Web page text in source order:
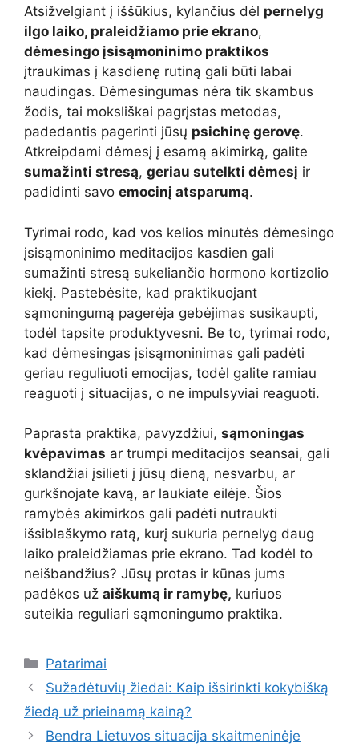
Atsižvelgiant į iššūkius, kylančius dėl pernelyg
ilgo laiko, praleidžiamo prie ekrano,
dėmesingo įsisąmoninimo praktikos
įtraukimas į kasdienę rutiną gali būti labai
naudingas. Dėmesingumas nėra tik skambus
žodis, tai moksliškai pagrįstas metodas,
padedantis pagerinti jūsų psichinę gerovę.
Atkreipdami dėmesį į esamą akimirką, galite
sumažinti stresą, geriau sutelkti dėmesį ir
padidinti savo emocinį atsparumą.
Tyrimai rodo, kad vos kelios minutės dėmesingo
įsisąmoninimo meditacijos kasdien gali
sumažinti stresą sukeliančio hormono kortizolio
kiekį. Pastebėsite, kad praktikuojant
sąmoningumą pagerėja gebėjimas susikaupti,
todėl tapsite produktyvesni. Be to, tyrimai rodo,
kad dėmesingas įsisąmoninimas gali padėti
geriau reguliuoti emocijas, todėl galite ramiau
reaguoti į situacijas, o ne impulsyviai reaguoti.
Paprasta praktika, pavyzdžiui, sąmoningas
kvėpavimas ar trumpi meditacijos seansai, gali
sklandžiai įsilieti į jūsų dieną, nesvarbu, ar
gurkšnojate kavą, ar laukiate eilėje. Šios
ramybės akimirkos gali padėti nutraukti
išsiblaškymo ratą, kurį sukuria pernelyg daug
laiko praleidžiamas prie ekrano. Tad kodėl to
neišbandžius? Jūsų protas ir kūnas jums
padėkos už aiškumą ir ramybę, kuriuos
suteikia reguliari sąmoningumo praktika.
Kategorijos
Patarimai
Sužadėtuvių žiedai: Kaip išsirinkti kokybišką
žiedą už prieinamą kainą?
Bendra Lietuvos situacija skaitmeninėje